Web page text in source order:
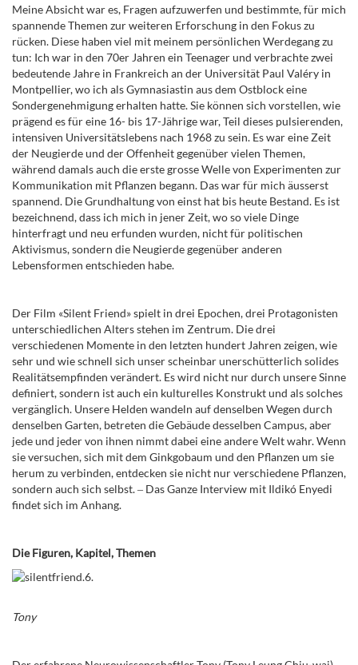
Meine Absicht war es, Fragen aufzuwerfen und bestimmte, für mich
spannende Themen zur weiteren Erforschung in den Fokus zu
rücken. Diese haben viel mit meinem persönlichen Werdegang zu
tun: Ich war in den 70er Jahren ein Teenager und verbrachte zwei
bedeutende Jahre in Frankreich an der Universität Paul Valéry in
Montpellier, wo ich als Gymnasiastin aus dem Ostblock eine
Sondergenehmigung erhalten hatte. Sie können sich vorstellen, wie
prägend es für eine 16- bis 17-Jährige war, Teil dieses pulsierenden,
intensiven Universitätslebens nach 1968 zu sein. Es war eine Zeit
der Neugierde und der Offenheit gegenüber vielen Themen,
während damals auch die erste grosse Welle von Experimenten zur
Kommunikation mit Pflanzen begann. Das war für mich äusserst
spannend. Die Grundhaltung von einst hat bis heute Bestand. Es ist
bezeichnend, dass ich mich in jener Zeit, wo so viele Dinge
hinterfragt und neu erfunden wurden, nicht für politischen
Aktivismus, sondern die Neugierde gegenüber anderen
Lebensformen entschieden habe.
Der Film «Silent Friend» spielt in drei Epochen, drei Protagonisten
unterschiedlichen Alters stehen im Zentrum. Die drei
verschiedenen Momente in den letzten hundert Jahren zeigen, wie
sehr und wie schnell sich unser scheinbar unerschütterlich solides
Realitätsempfinden verändert. Es wird nicht nur durch unsere Sinne
definiert, sondern ist auch ein kulturelles Konstrukt und als solches
vergänglich. Unsere Helden wandeln auf denselben Wegen durch
denselben Garten, betreten die Gebäude desselben Campus, aber
jede und jeder von ihnen nimmt dabei eine andere Welt wahr. Wenn
sie versuchen, sich mit dem Ginkgobaum und den Pflanzen um sie
herum zu verbinden, entdecken sie nicht nur verschiedene Pflanzen,
sondern auch sich selbst.‒ Das Ganze Interview mit Ildikó Enyedi
findet sich im Anhang.
Die Figuren, Kapitel, Themen
Tony